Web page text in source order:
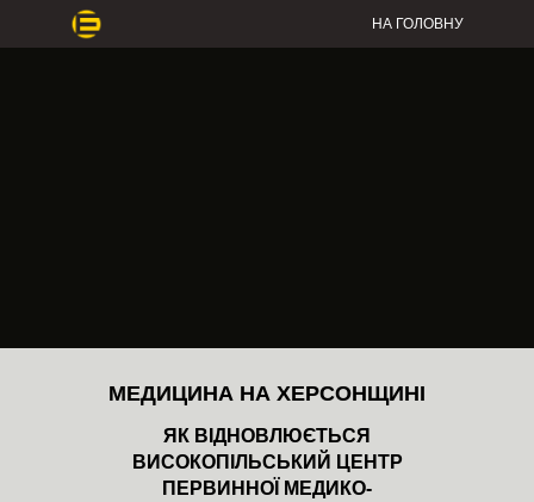
НА ГОЛОВНУ
ЯК ВІДНОВЛЮЄТЬСЯ
ВИСОКОПІЛЬСЬКИЙ ЦЕНТР
ПЕРВИННОЇ МЕДИКО-
МЕДИЦИНА НА ХЕРСОНЩИНІ